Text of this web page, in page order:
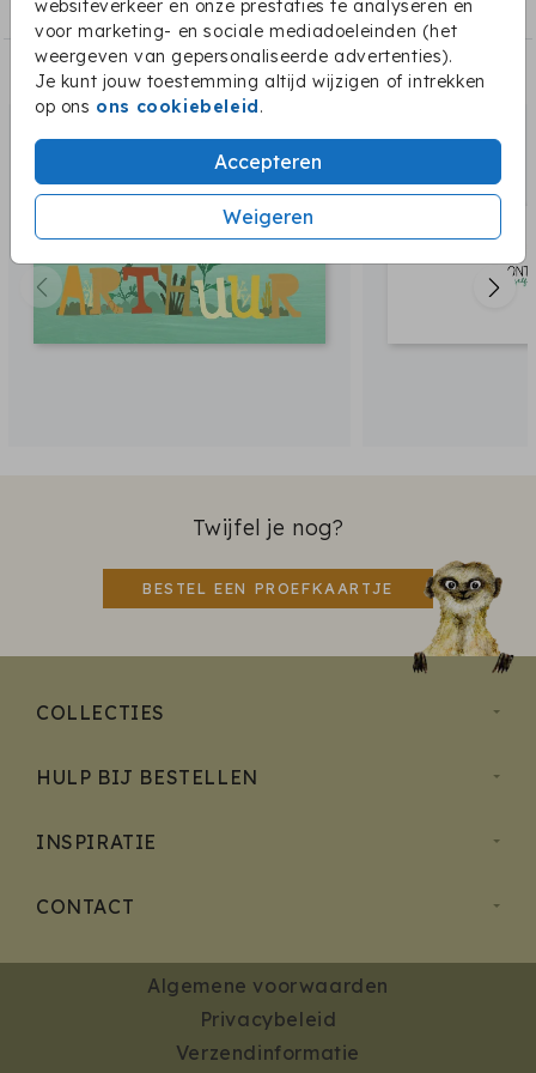
websiteverkeer en onze prestaties te analyseren en
voor marketing- en sociale mediadoeleinden (het
weergeven van gepersonaliseerde advertenties).
Je kunt jouw toestemming altijd wijzigen of intrekken
op ons ons cookiebeleid.
Accepteren
Weigeren
Collectie van Image de Julie
Dit vind je misschien ook leuk:
Twijfel je nog?
BESTEL EEN PROEFKAARTJE
COLLECTIES
HULP BIJ BESTELLEN
INSPIRATIE
CONTACT
Algemene voorwaarden
Privacybeleid
Verzendinformatie